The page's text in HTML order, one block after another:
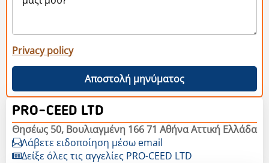
Privacy policy
Αποστολή μηνύματος
PRO-CEED LTD
Θησέως 50, Βουλιαγμένη 166 71 Αθήνα Αττική Ελλάδα
Λάβετε ειδοποίηση μέσω email
Δείξε όλες τις αγγελίες PRO-CEED LTD